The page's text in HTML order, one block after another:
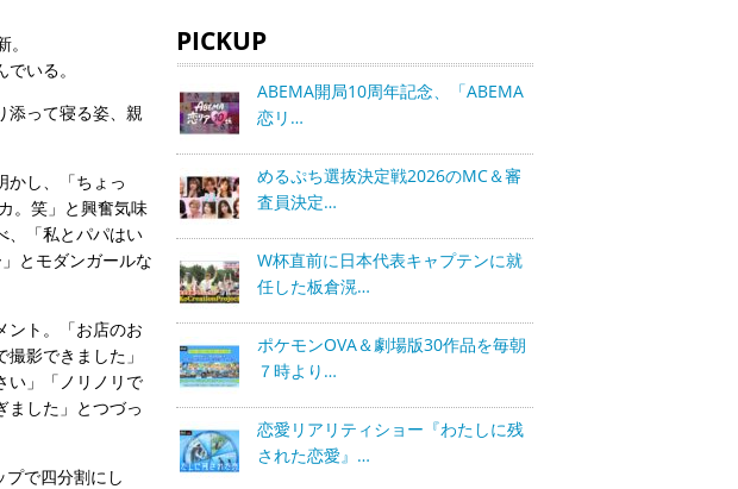
いる。
添って寝る姿、親
かし、「ちょっ
。笑」と興奮気味
、「私とパパはい
とモダンガールな
ント。「お店のお
影できました」
い」「ノリノリで
ました」とつづっ
で四分割にし
PICKUP
ABEMA開局10周年記念、「ABEMA
恋リ…
めるぷち選抜決定戦2026のMC＆審
査員決定…
W杯直前に日本代表キャプテンに就
任した板倉滉…
ポケモンOVA＆劇場版30作品を毎朝
７時より…
恋愛リアリティショー『わたしに残
された恋愛』…